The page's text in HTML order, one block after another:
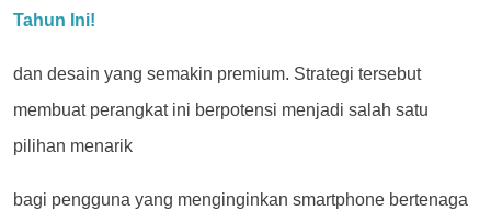
Tahun Ini!
dan desain yang semakin premium. Strategi tersebut
membuat perangkat ini berpotensi menjadi salah satu
pilihan menarik
bagi pengguna yang menginginkan smartphone bertenaga